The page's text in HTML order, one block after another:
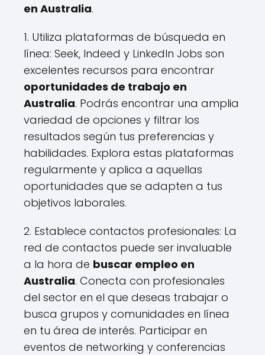
en Australia.
1. Utiliza plataformas de búsqueda en
línea: Seek, Indeed y LinkedIn Jobs son
excelentes recursos para encontrar
oportunidades de trabajo en
Australia. Podrás encontrar una amplia
variedad de opciones y filtrar los
resultados según tus preferencias y
habilidades. Explora estas plataformas
regularmente y aplica a aquellas
oportunidades que se adapten a tus
objetivos laborales.
2. Establece contactos profesionales: La
red de contactos puede ser invaluable
a la hora de buscar empleo en
Australia. Conecta con profesionales
del sector en el que deseas trabajar o
busca grupos y comunidades en línea
en tu área de interés. Participar en
eventos de networking y conferencias